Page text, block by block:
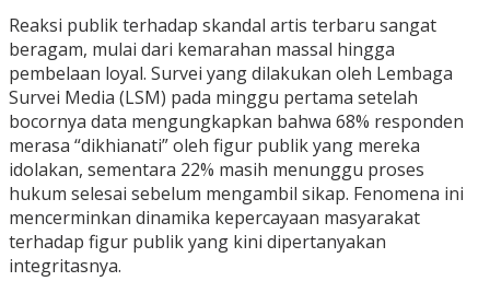
Reaksi publik terhadap skandal artis terbaru sangat
beragam, mulai dari kemarahan massal hingga
pembelaan loyal. Survei yang dilakukan oleh Lembaga
Survei Media (LSM) pada minggu pertama setelah
bocornya data mengungkapkan bahwa 68% responden
merasa “dikhianati” oleh figur publik yang mereka
idolakan, sementara 22% masih menunggu proses
hukum selesai sebelum mengambil sikap. Fenomena ini
mencerminkan dinamika kepercayaan masyarakat
terhadap figur publik yang kini dipertanyakan
integritasnya.